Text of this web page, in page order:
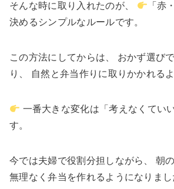
そんな時に取り入れたのが、
「赤
決めるシンプルなルールです。
この方法にしてからは、 おかず選び
り、 自然と弁当作りに取りかかれる
一番大きな変化は「考えなくてい
す。
今では夫婦で役割分担しながら、 朝
無理なく弁当を作れるようになりまし